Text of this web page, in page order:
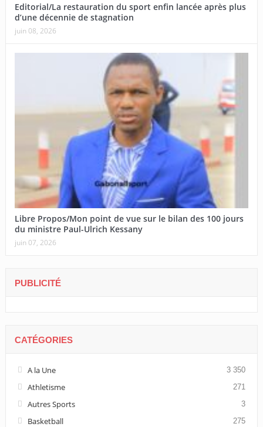
Editorial/La restauration du sport enfin lancée après plus
d’une décennie de stagnation
juin 08, 2026
Libre Propos/Mon point de vue sur le bilan des 100 jours
du ministre Paul-Ulrich Kessany
juin 07, 2026
PUBLICITÉ
CATÉGORIES
A la Une 3 350
Athletisme 271
Autres Sports 3
Basketball 275